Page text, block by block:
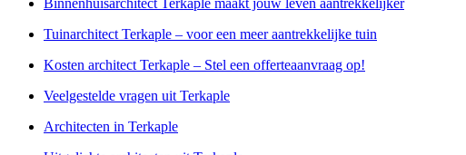
Tuinarchitect Terkaple – voor een meer aantrekkelijke tuin
Kosten architect Terkaple – Stel een offerteaanvraag op!
Veelgestelde vragen uit Terkaple
Architecten in Terkaple